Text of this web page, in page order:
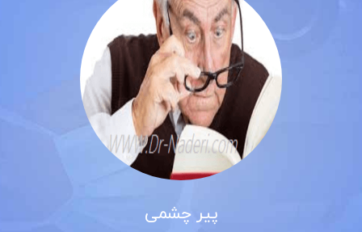
پیر چشمی